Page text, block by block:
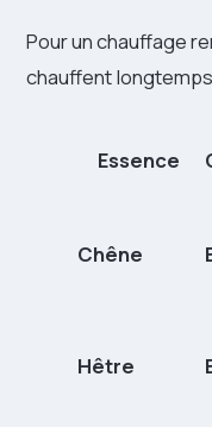
Pour un chauffage
chauffent
Essence
Chêne
Hêtre